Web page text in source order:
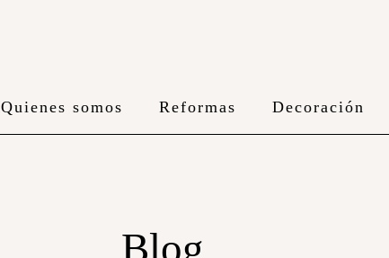
Quienes somos Reformas Decoración
Blog